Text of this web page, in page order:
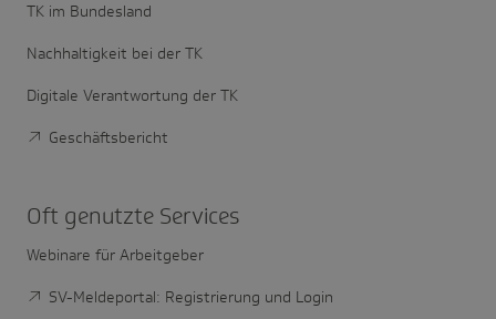
TK im Bundesland
Nachhaltigkeit bei der TK
Digitale Verantwortung der TK
Geschäftsbericht
Oft genutzte Services
Webinare für Arbeitgeber
SV-Meldeportal: Registrierung und Login